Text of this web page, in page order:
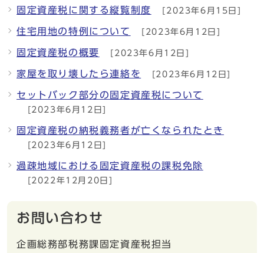
固定資産税に関する縦覧制度 [2023年6月15日]
住宅用地の特例について [2023年6月12日]
固定資産税の概要 [2023年6月12日]
家屋を取り壊したら連絡を [2023年6月12日]
セットバック部分の固定資産税について
[2023年6月12日]
固定資産税の納税義務者が亡くなられたとき
[2023年6月12日]
過疎地域における固定資産税の課税免除
[2022年12月20日]
お問い合わせ
企画総務部税務課固定資産税担当